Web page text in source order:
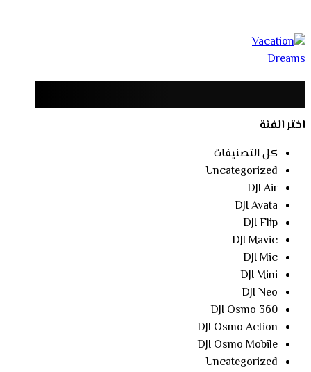
اختر الفئة
كل التصنيفات
Uncategorized
DJI Air
DJI Avata
DJI Flip
DJI Mavic
DJI Mic
DJI Mini
DJI Neo
DJI Osmo 360
DJI Osmo Action
DJI Osmo Mobile
Uncategorized